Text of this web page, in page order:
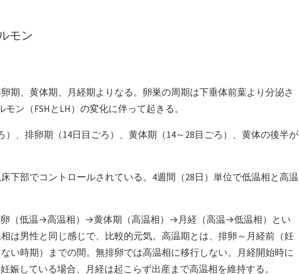
モン
期、黄体期、月経期よりなる。卵巣の周期は下垂体前葉より分泌さ
ン（FSHとLH）の変化に伴って起きる。
、排卵期（14日目ごろ）、黄体期（14～28目ごろ）、黄体の後半が
下部でコントロールされている。4週間（28日）単位で低温相と高温
（低温→高温相）→黄体期（高温相）→月経（高温→低温相）とい
は男性と同じ感じで、比較的元気。高温期とは、排卵～月経前（妊
い時期）までの間。無排卵では高温相に移行しない。月経開始時に
娠している場合、月経は起こらず出産まで高温相を維持する。